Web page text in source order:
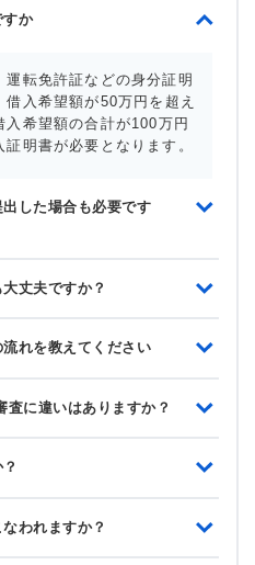
すか
運転免許証などの身分証明
入希望額が50万円を超え
入希望額の合計が100万円
明書が必要となります。
した場合も必要です
丈夫ですか？
れを教えてください
に違いはありますか？
われますか？